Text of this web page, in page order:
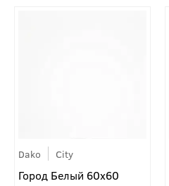
Dako City
Город Белый 60x60